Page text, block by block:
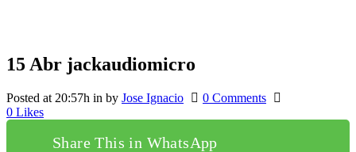
15 Abr jackaudiomicro
Posted at 20:57h in by Jose Ignacio
0 Comments
0 Likes
Share This in WhatsApp